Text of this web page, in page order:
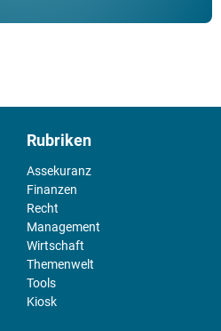
Rubriken
Assekuranz
Finanzen
Recht
Management
Wirtschaft
Themenwelt
Tools
Kiosk